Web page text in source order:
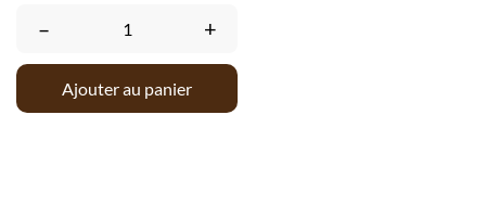
–
+
Ajouter au panier